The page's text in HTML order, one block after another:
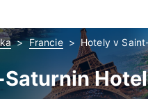
Francie Hotely v